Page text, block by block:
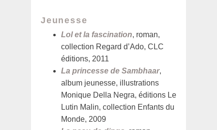
Jeunesse
Lol et la fascination, roman,
collection Regard d’Ado, CLC
éditions, 2011
La princesse de Sambhaar,
album jeunesse, illustrations
Monique Della Negra, éditions Le
Lutin Malin, collection Enfants du
Monde, 2009